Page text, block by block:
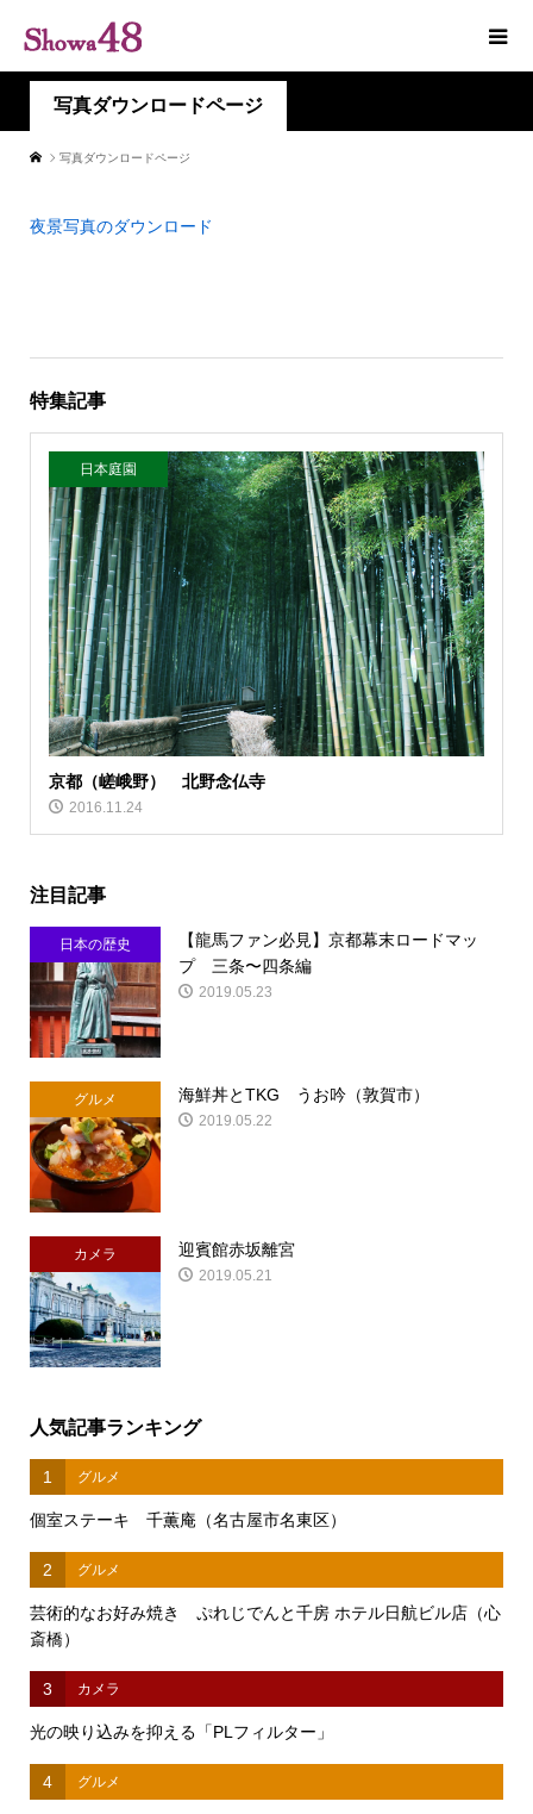
写真ダウンロードページ
写真ダウンロードページ
夜景写真のダウンロード
特集記事
日本庭園
京都（嵯峨野） 北野念仏寺
2016.11.24
注目記事
日本の歴史
【龍馬ファン必見】京都幕末ロードマッ
プ 三条〜四条編
2019.05.23
グルメ 海鮮丼とTKG うお吟（敦賀市）
2019.05.22
カメラ 迎賓館赤坂離宮
2019.05.21
人気記事ランキング
1 グルメ
個室ステーキ 千薫庵（名古屋市名東区）
2 グルメ
芸術的なお好み焼き ぷれじでんと千房 ホテル日航ビル店（心
斎橋）
3 カメラ
光の映り込みを抑える「PLフィルター」
4 グルメ